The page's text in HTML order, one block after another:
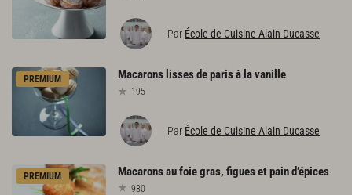
Par École de Cuisine Alain Ducasse
PREMIUM Macarons lissesdeparisà lavanille
195
Par École de Cuisine Alain Ducasse
PREMIUM Macaronsaufoiegras, figuesetpaind’épices
980